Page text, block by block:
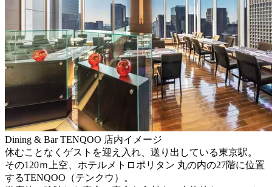
Dining & Bar TENQOO 店内イメージ
休むことなくゲストを迎え入れ、送り出している東京駅。
その120ｍ上空、ホテルメトロポリタン 丸の内の27階に位置
するTENQOO（テンクウ）。